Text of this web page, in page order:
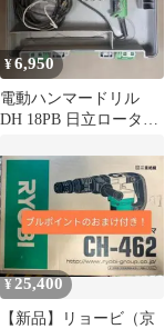
¥6,950
電動ハンマードリル
DH 18PB 日立ロータリ
¥25,400
【新品】リョービ（京